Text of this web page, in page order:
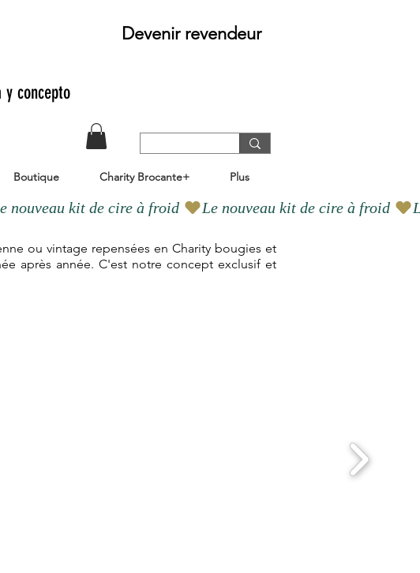
concepto
Devenir revendeur
Boutique Charity Brocante+ Plus
ou vintage repensées en Charity bougies et
après année. C'est notre concept exclusif et